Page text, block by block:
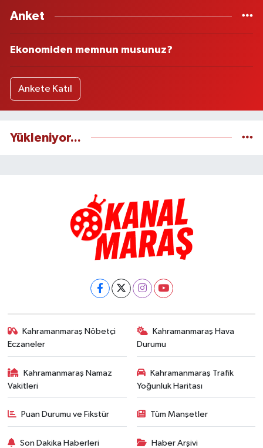
Anket
Ekonomiden memnun musunuz?
Ankete Katıl
Yükleniyor...
Kahramanmaraş Nöbetçi
Eczaneler
Kahramanmaraş Hava
Durumu
Kahramanmaraş Namaz
Vakitleri
Kahramanmaraş Trafik
Yoğunluk Haritası
Puan Durumu ve Fikstür Tüm Manşetler
Son Dakika Haberleri Haber Arşivi